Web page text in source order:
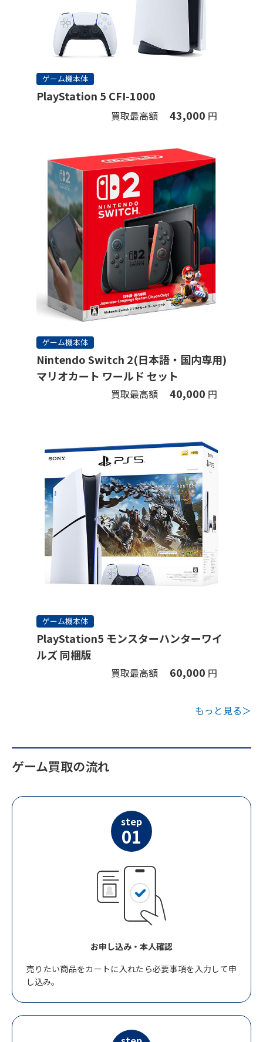
ゲーム機本体
PlayStation 5 CFI-1000
買取最高額 43,000 円
ゲーム機本体
Nintendo Switch 2(日本語・国内専用)
マリオカート ワールド セット
買取最高額 40,000 円
ゲーム機本体
PlayStation5 モンスターハンターワイ
ルズ 同梱版
買取最高額 60,000 円
もっと見る＞
ゲーム買取の流れ
step
01
お申し込み・本人確認
売りたい商品をカートに入れたら必要事項を入力して申
し込み。